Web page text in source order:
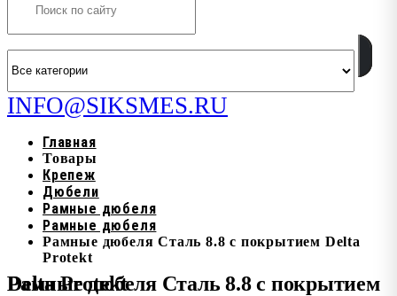
INFO@SIKSMES.RU
Главная
Товары
Крепеж
Дюбели
Рамные дюбеля
Рамные дюбеля
Рамные дюбеля Сталь 8.8 с покрытием Delta
Protekt
Рамные дюбеля Сталь 8.8 с покрытием Delta Protekt